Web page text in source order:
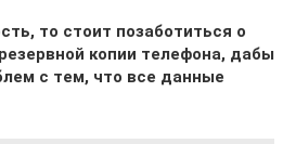
то стоит позаботиться о
копии телефона, дабы
с тем, что все данные